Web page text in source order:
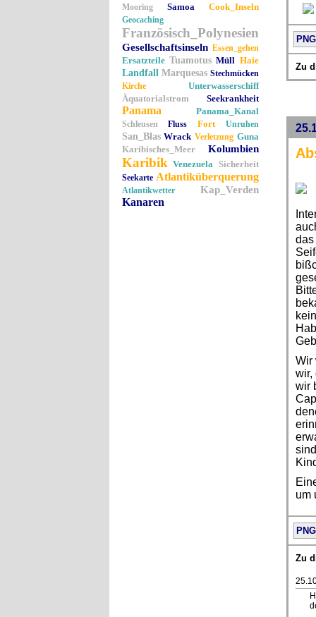
Mooring Samoa Cook_Inseln
Geocaching
Französisch_Polynesien
Gesellschaftsinseln Essen_gehen
Ersatzteile Tuamotus Müll Haie
Landfall Marquesas Stechmücken
Kirche
Unterwasserschiff
Äquatorialstrom
Seekrankheit
Panama Panama_Kanal
Schleusen Fluss Fort Unruhen
San_Blas Wrack Verletzung Guna
Karibisches_Meer
Kolumbien
Karibik Venezuela Sicherheit
Seekarte Atlantiküberquerung
Atlantikwetter Kap_Verden
Kanaren
PNG
Zu
das
Wir
wir,
wir
um
PNG
Zu